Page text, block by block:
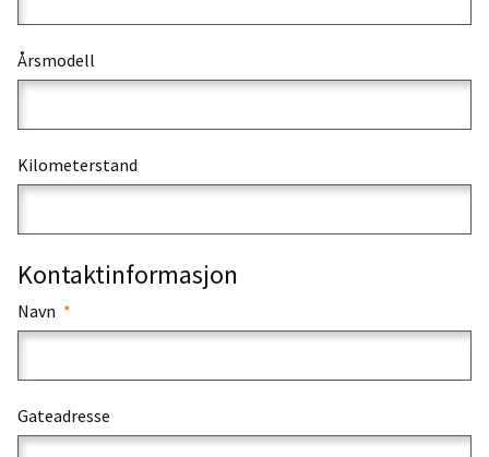
Årsmodell
Kilometerstand
Kontaktinformasjon
Navn
Gateadresse